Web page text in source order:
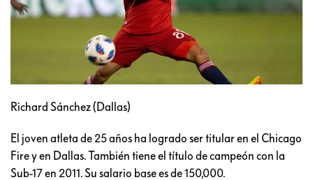
Richard Sánchez (Dallas)
El joven atleta de 25 años ha logrado ser titular en el Chicago
Fire y en Dallas. También tiene el título de campeón con la
Sub-17 en 2011. Su salario base es de 150,000.